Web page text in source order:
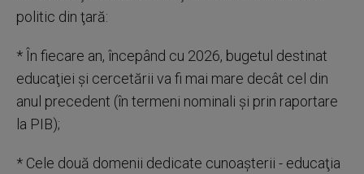
politic din ţară:
* În fiecare an, începând cu 2026, bugetul destinat
educaţiei şi cercetării va fi mai mare decât cel din
anul precedent (în termeni nominali şi prin raportare
la PIB);
* Cele două domenii dedicate cunoaşterii - educaţia